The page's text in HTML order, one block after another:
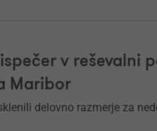
v reševalni
Maribor
delovno razmerje za